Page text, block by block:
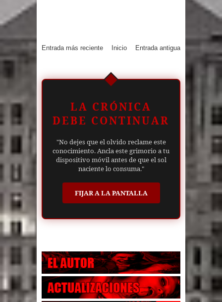
Entrada más reciente Entrada antigua
Inicio
LA CRÓNICA
DEBE CONTINUAR
"No dejes que el olvido reclame este
conocimiento. Ancla este grimorio a tu
dispositivo móvil antes de que el sol
naciente lo consuma."
FIJAR A LA PANTALLA